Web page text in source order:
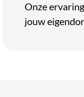
Onze
jouw